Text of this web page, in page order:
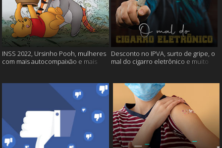
INSS 2022, Ursinho Pooh, mulheres
com mais autocompaixão e mais
Desconto no IPVA, surto de gripe, o
mal do cigarro eletrônico e muito